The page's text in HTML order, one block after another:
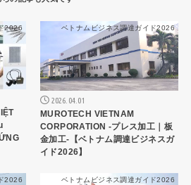
2026 ベトナムビジネス調達ガイド2026
2026.04.01
MUROTECH VIETNAM
CORPORATION -プレス加工｜板
金加工-【ベトナム調達ビジネスガ
イド2026】
2026 ベトナムビジネス調達ガイド2026